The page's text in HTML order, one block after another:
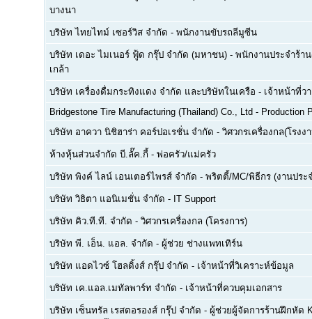
บางนา
บริษัท ไทยไทม์ เซอร์วิส จำกัด - พนักงานขับรถลีมูซีน
บริษัท เดอะ ไมเนอร์ ฟู้ด กรุ๊ป จำกัด (มหาชน) - พนักงานประจำร้า
เกล้า
บริษัท เครื่องดื่มกระทิงแดง จำกัด และบริษัทในเครือ - เจ้าหน้าที่ว
Bridgestone Tire Manufacturing (Thailand) Co., Ltd - Production
บริษัท อาควา นิชิฮาร่า คอร์ปอเรชั่น จำกัด - วิศวกรเครื่องกล(โรงง
ห้างหุ้นส่วนจำกัด บี.ลั๊ค.กี้ - พ่อครัว/แม่ครัว
บริษัท พิงค์ ไลน์ เอนเตอร์ไพรส์ จำกัด - พริตตี้/MC/พิธีกร (งานประ
บริษัท วิธิตา แอนิเมชั่น จำกัด - IT Support
บริษัท คิว.ที.ที. จำกัด - วิศวกรเครื่องกล (โครงการ)
บริษัท พี. เอ็น. แอล. จำกัด - ผู้ช่วย ช่างแพทเทิร์น
บริษัท แอดไวซ์ โฮลดิ้งส์ กรุ๊ป จำกัด - เจ้าหน้าที่วิเคราะห์ข้อมูล
บริษัท เค.แอล.เมทัลพาร์ท จำกัด - เจ้าหน้าที่ควบคุมเอกสาร
บริษัท เซ็นทรัล เรสตอรองส์ กรุ๊ป จำกัด - ผู้ช่วยผู้จัดการร้านฝึกหัด